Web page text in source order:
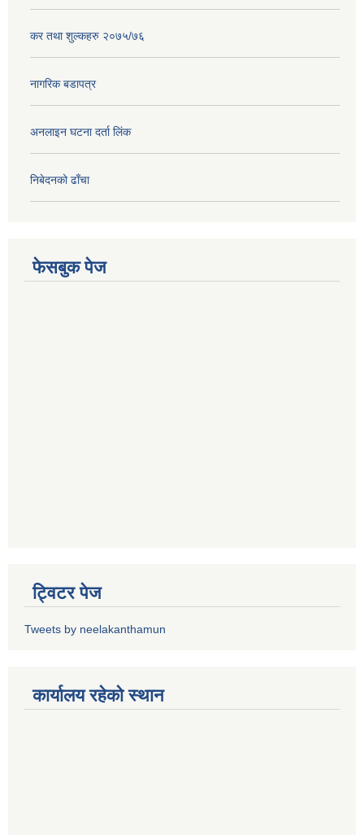
कर तथा शुल्कहरु २०७५/७६
नागरिक बडापत्र
अनलाइन घटना दर्ता लिंक
निबेदनको ढाँचा
फेसबुक पेज
ट्विटर पेज
Tweets by neelakanthamun
कार्यालय रहेको स्थान